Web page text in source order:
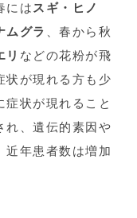
には スギ・ヒノ
ムグラ
、春から秋
リ などの花粉が飛
状が現れる方も少
症状が現れること
れ、遺伝的素因や
近年患者数は増加